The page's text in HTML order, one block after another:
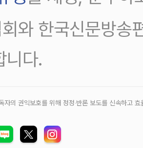
와 한국신문방송
니다.
자의 권익보호를 위해 정정‧반론 보도를 신속하고